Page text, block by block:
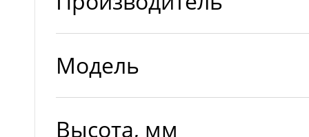
Модель
Высота, мм